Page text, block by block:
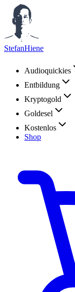
StefanHiene
Audioquickies
Entbildung
Kryptogold
Goldesel
Kostenlos
Shop